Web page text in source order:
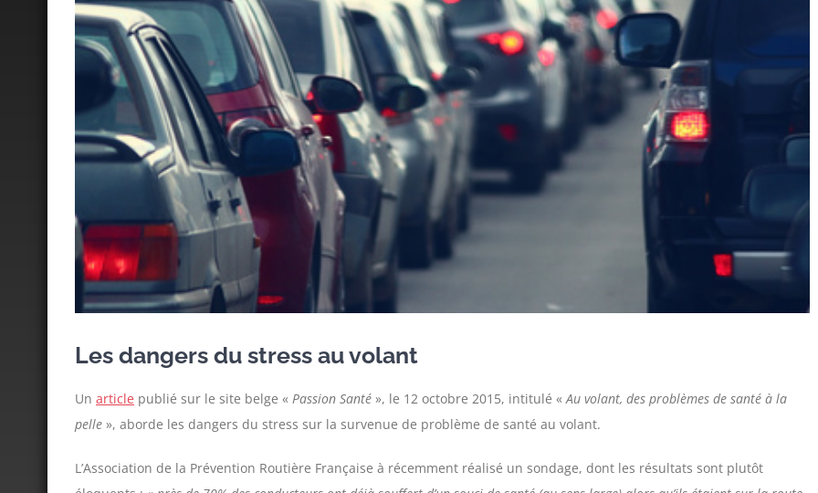
Les dangers du stress au volant
Un article publié sur le site belge « Passion Santé », le 12 octobre 2015, intitulé «Au volant, des problèmes de santé à la
pelle », aborde les dangers du stress sur la survenue de problème de santé au volant.
L’Association de la Prévention Routière Française à récemment réalisé un sondage, dont les résultats sont plutôt